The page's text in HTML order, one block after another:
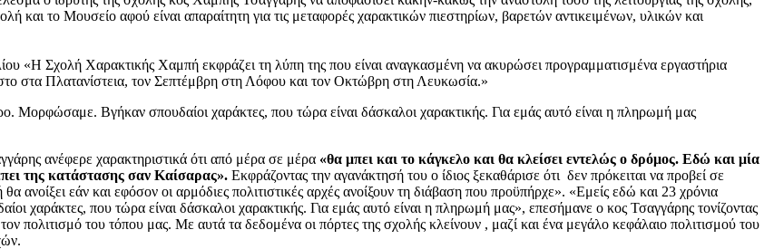
και το Μουσείο αφού είναι απαραίτητη για τις μεταφορές χαρακτικών πιεστηρίων, βαρετών αντικειμένων, υλικών και
«Η Σχολή Χαρακτικής Χαμπή εκφράζει τη λύπη της που είναι αναγκασμένη να ακυρώσει προγραμματισμένα εργαστήρια
στα Πλατανίστεια, τον Σεπτέμβρη στη Λόφου και τον Οκτώβρη στη Λευκωσία.»
Βγήκαν σπουδαίοι χαράκτες, που τώρα είναι δάσκαλοι χαρακτικής. Για εμάς αυτό είναι η πληρωμή μας
ανέφερε χαρακτηριστικά ότι από μέρα σε μέρα «θα μπει και το κάγκελο και θα κλείσει εντελώς ο δρόμος. Εδώ και μία
της κατάστασης σαν Καίσαρας». Εκφράζοντας την αγανάκτησή του ο ίδιος ξεκαθάρισε ότι δεν πρόκειται να προβεί σε
ανοίξει εάν και εφόσον οι αρμόδιες πολιτιστικές αρχές ανοίξουν τη διάβαση που προϋπήρχε». «Εμείς εδώ και 23 χρόνια
που τώρα είναι δάσκαλοι χαρακτικής. Για εμάς αυτό είναι η πληρωμή μας», επεσήμανε ο κος Τσαγγάρης τονίζοντας
πολιτισμό του τόπου μας. Με αυτά τα δεδομένα οι πόρτες της σχολής κλείνουν , μαζί και ένα μεγάλο κεφάλαιο πολιτισμού του